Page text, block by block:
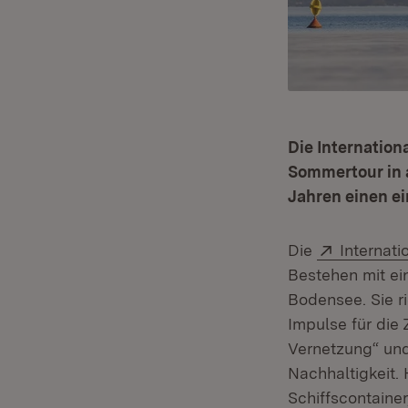
Die
Sommertour
Jahren einen
Die Extern:
Bestehen mit
Bodensee. Sie
Impulse für die
Vernetzung“
Nachhaltigkeit.